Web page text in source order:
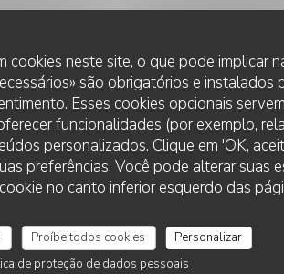
cookies neste site, o que pode implicar
são obrigatórios e instalados
Esses cookies opcionais
funcionalidades (por exemplo,
personalizados. Clique em 'OK,
preferências. Você pode alterar suas
no canto inferior esquerdo das
Proíbe todos cookies
Personalizar
de proteção de dados pessoais
:5 /5 ambience:5/5 menu: 5 /5 quality_price:
was excellent!